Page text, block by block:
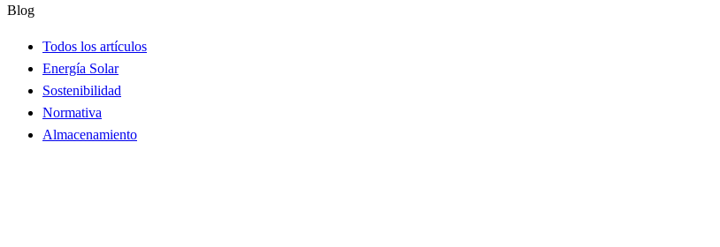
Blog
Todos los artículos
Energía Solar
Sostenibilidad
Normativa
Almacenamiento